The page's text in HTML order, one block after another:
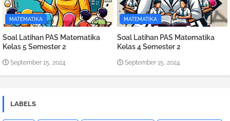
MATEMATIKA
Soal Latihan PAS Matematika
Kelas 5 Semester 2
September 15, 2024
MATEMATIKA
Soal Latihan PAS Matematika
Kelas 4 Semester 2
September 15, 2024
LABELS